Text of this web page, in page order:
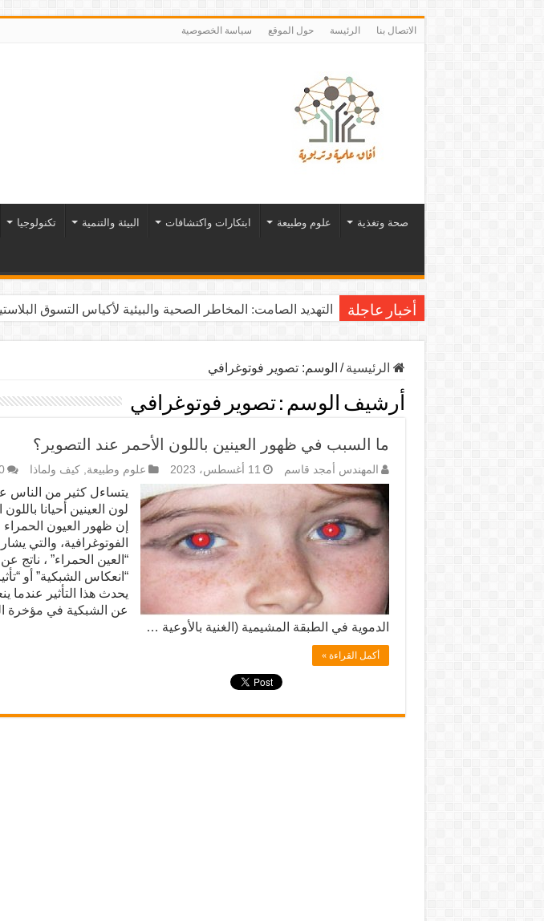
الاتصال بنا الرئيسة حول الموقع سياسة الخصوصية
صحة وتغذية علوم وطبيعة ابتكارات واكتشافات البيئة والتنمية تكنولوجيا
أخبار عاجلة التهديد الصامت: المخاطر الصحية والبيئية لأكياس التسوق
الرئيسية / الوسم:تصوير فوتوغرافي
أرشيف الوسم :تصوير فوتوغرافي
ما السبب في ظهور العينين باللون الأحمر عند التصوير؟
المهندس أمجد قاسم 11 أغسطس، 2023 علوم وطبيعة,كيف ولماذا
يتساءل كثير من
لون العينين أحيانا
إن ظهور العيون
الفوتوغرافية، والتي يشار
“العين الحمراء” ، ناتج
“انعكاس الشبكية” أو
يحدث هذا التأثير عندما
عن الشبكية في مؤخرة
الدموية في الطبقة المشيمية (الغنية بالأوعية …
أكمل القراءة »